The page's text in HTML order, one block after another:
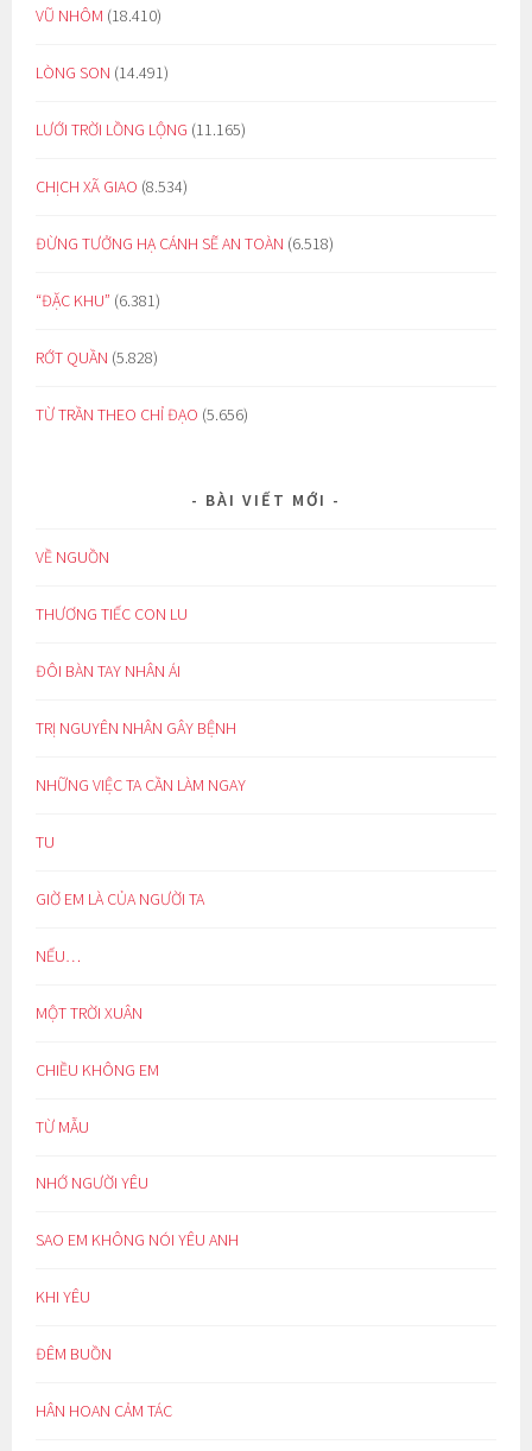
VŨ NHÔM (18.410)
LÒNG SON (14.491)
LƯỚI TRỜI LỒNG LỘNG (11.165)
CHỊCH XÃ GIAO (8.534)
ĐỪNG TƯỞNG HẠ CÁNH SẼ AN TOÀN (6.518)
“ĐẶC KHU” (6.381)
RỚT QUẦN (5.828)
TỪ TRẦN THEO CHỈ ĐẠO (5.656)
BÀI VIẾT MỚI
VỀ NGUỒN
THƯƠNG TIẾC CON LU
ĐÔI BÀN TAY NHÂN ÁI
TRỊ NGUYÊN NHÂN GÂY BỆNH
NHỮNG VIỆC TA CẦN LÀM NGAY
TU
GIỜ EM LÀ CỦA NGƯỜI TA
NẾU…
MỘT TRỜI XUÂN
CHIỀU KHÔNG EM
TỪ MẪU
NHỚ NGƯỜI YÊU
SAO EM KHÔNG NÓI YÊU ANH
KHI YÊU
ĐÊM BUỒN
HÂN HOAN CẢM TÁC